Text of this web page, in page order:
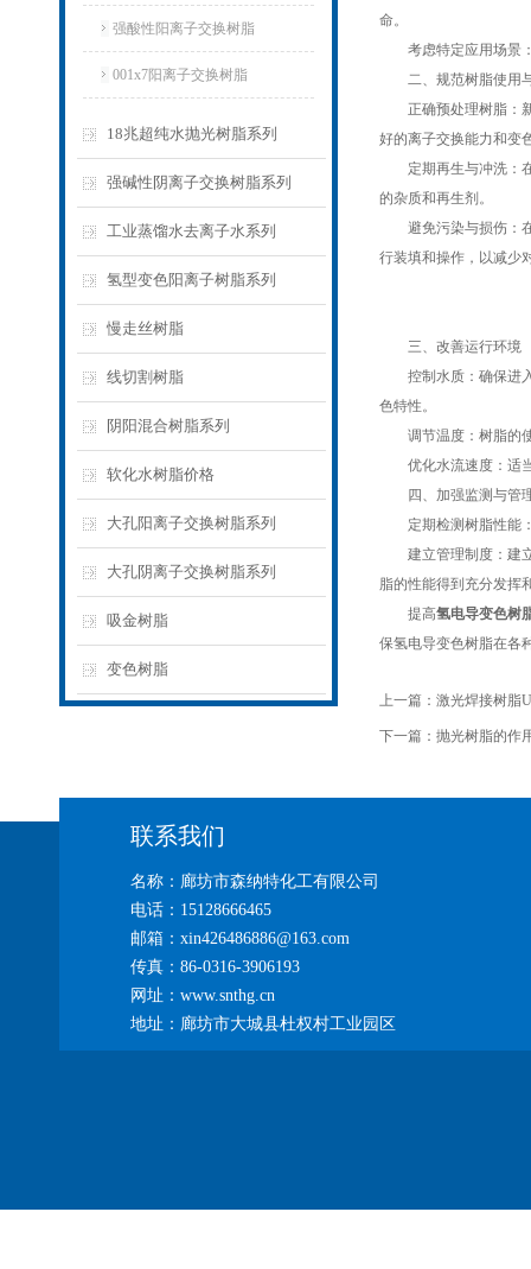
强酸性阳离子交换树脂
001x7阳离子交换树脂
18兆超纯水抛光树脂系列
强碱性阴离子交换树脂系列
工业蒸馏水去离子水系列
氢型变色阳离子树脂系列
慢走丝树脂
线切割树脂
阴阳混合树脂系列
软化水树脂价格
大孔阳离子交换树脂系列
大孔阴离子交换树脂系列
吸金树脂
变色树脂
命。
考虑特定应用场景：
二、规范树脂使用
正确预处理树脂：新
好的离子交换能力和变
定期再生与冲洗：在
的杂质和再生剂。
避免污染与损伤：在
行装填和操作，以减少
三、改善运行环境
控制水质：确保进入
色特性。
调节温度：树脂的使
优化水流速度：适当
四、加强监测与管
定期检测树脂性能：
建立管理制度：建立*
脂的性能得到充分发挥
提高氢电导变色树
保氢电导变色树脂在各
上一篇： 激光焊接树脂
下一篇： 抛光树脂的作
联系我们
名称：廊坊市森纳特化工有限公司
电话：15128666465
邮箱：xin426486886@163.com
传真：86-0316-3906193
网址：www.snthg.cn
地址：廊坊市大城县杜权村工业园区